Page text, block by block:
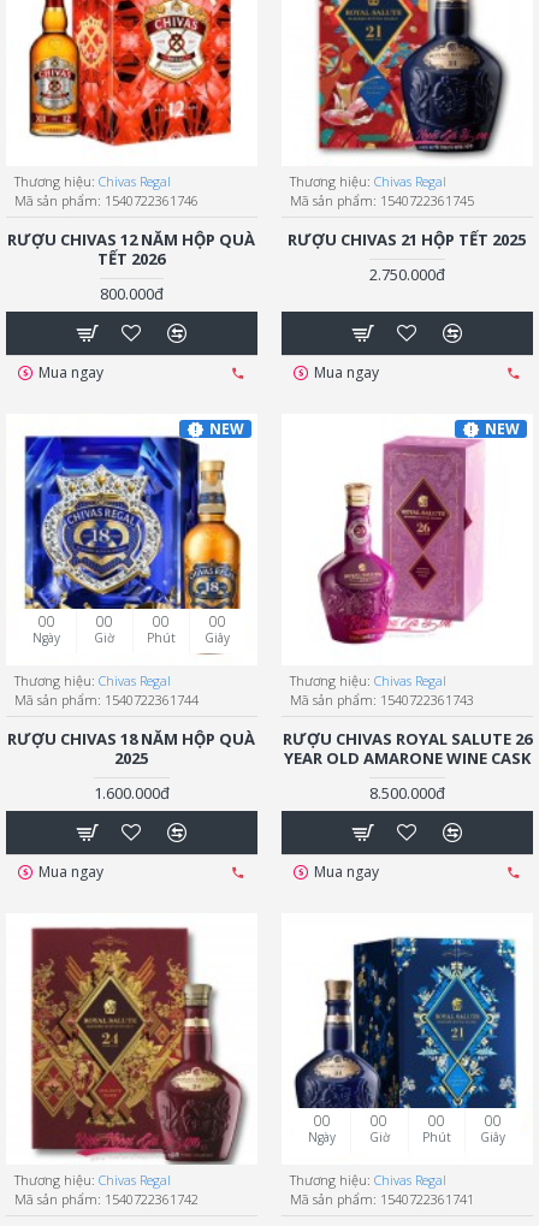
Thương hiệu: Chivas Regal
Mã sản phẩm: 1540722361746
RƯỢU CHIVAS 12 NĂM HỘP QUÀ
TẾT 2026
800.000đ
Mua ngay
Thương hiệu: Chivas Regal
Mã sản phẩm: 1540722361745
RƯỢU CHIVAS 21 HỘP TẾT 2025
2.750.000đ
Mua ngay
NEW
00
Ngày
00
Giờ
00
Phút
00
Giây
Thương hiệu: Chivas Regal
Mã sản phẩm: 1540722361744
RƯỢU CHIVAS 18 NĂM HỘP QUÀ
2025
1.600.000đ
Mua ngay
NEW
Thương hiệu: Chivas Regal
Mã sản phẩm: 1540722361743
RƯỢU CHIVAS ROYAL SALUTE 26
YEAR OLD AMARONE WINE CASK
8.500.000đ
Mua ngay
Thương hiệu: Chivas Regal
Mã sản phẩm: 1540722361742
00
Ngày
00
Giờ
00
Phút
00
Giây
Thương hiệu: Chivas Regal
Mã sản phẩm: 1540722361741